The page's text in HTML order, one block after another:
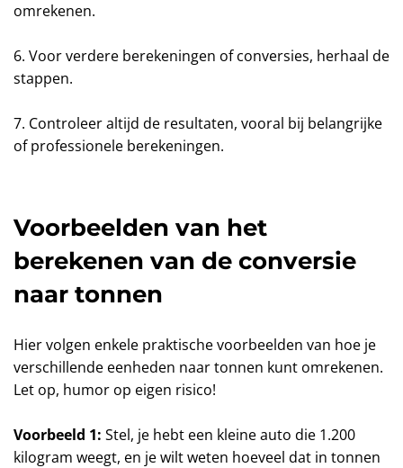
omrekenen.
6. Voor verdere berekeningen of conversies, herhaal de
stappen.
7. Controleer altijd de resultaten, vooral bij belangrijke
of professionele berekeningen.
Voorbeelden van het
berekenen van de conversie
naar tonnen
Hier volgen enkele praktische voorbeelden van hoe je
verschillende eenheden naar tonnen kunt omrekenen.
Let op, humor op eigen risico!
Voorbeeld 1: Stel, je hebt een kleine auto die 1.200
kilogram weegt, en je wilt weten hoeveel dat in tonnen